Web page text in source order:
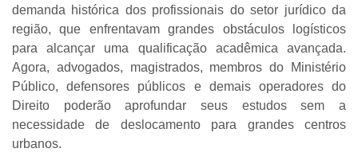
demanda histórica dos profissionais do setor jurídico da
região, que enfrentavam grandes obstáculos logísticos
para alcançar uma qualificação acadêmica avançada.
Agora, advogados, magistrados, membros do Ministério
Público, defensores públicos e demais operadores do
Direito poderão aprofundar seus estudos sem a
necessidade de deslocamento para grandes centros
urbanos.